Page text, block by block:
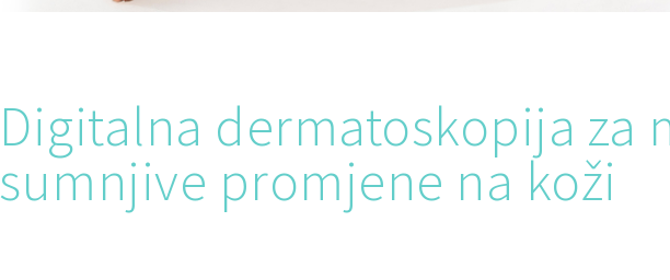
Digitalna dermatoskopija za
sumnjive promjene na koži